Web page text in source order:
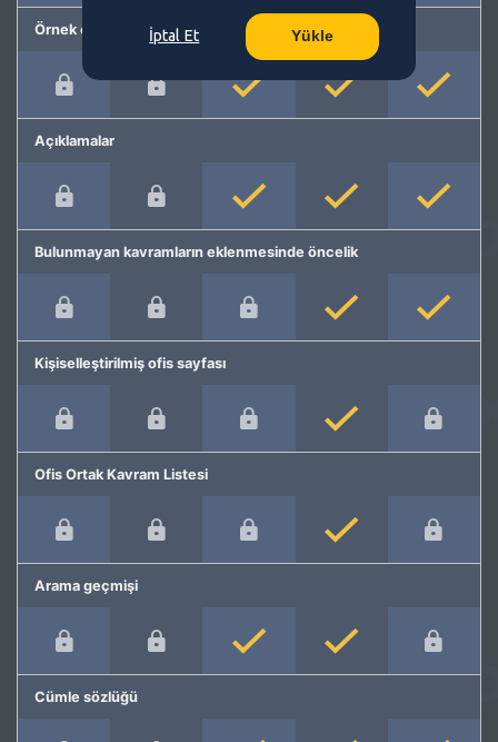
Örnek cümleler
Açıklamalar
Bulunmayan kavramların eklenmesinde öncelik
Kişiselleştirilmiş ofis sayfası
Ofis Ortak Kavram Listesi
Arama geçmişi
Cümle sözlüğü
İptal Et Yükle